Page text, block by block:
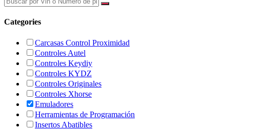
Categories
Carcasas Control Proximidad
Controles Autel
Controles Keydiy
Controles KYDZ
Controles Originales
Controles Xhorse
Emuladores
Herramientas de Programación
Insertos Abatibles